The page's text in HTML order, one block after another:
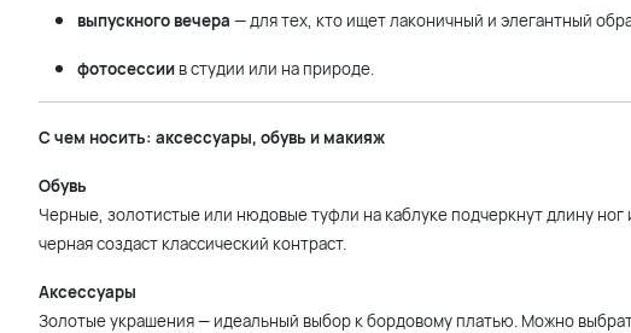
выпускного вечера — для тех, кто ищет лаконичный и элегантный
фотосессии в студии или на природе.
С чем носить: аксессуары, обувь и макияж
Обувь
Черные, золотистые или нюдовые туфли на каблуке подчеркнут длину
черная создаст классический контраст.
Аксессуары
Золотые украшения — идеальный выбор к бордовому платью. Можно